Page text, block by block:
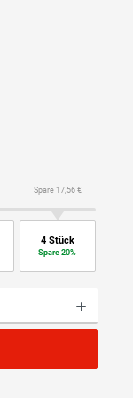
Spare 17,56 €
4 Stück
Spare 20%